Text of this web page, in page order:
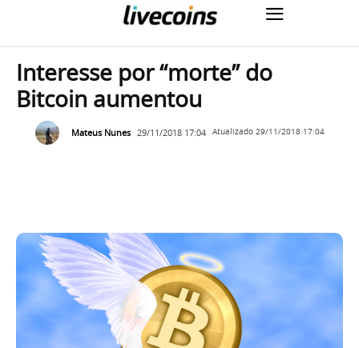
Interesse por “morte” do
Bitcoin aumentou
Mateus Nunes 29/11/2018 17:04 Atualizado 29/11/2018 17:04